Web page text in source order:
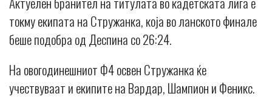
токму екипата на Стружанка, која во ланското финале
беше подобра од Деспина со 26:24.
На овогодинешниот Ф4 освен Стружанка ќе
учествуваат и екипите на Вардар, Шампион и Феникс.